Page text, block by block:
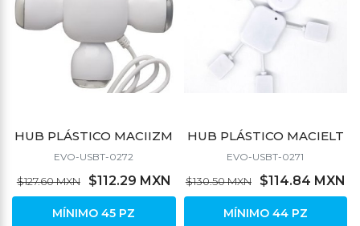
HUB PLÁSTICO MACIIZM
EVO-USBT-0272
$127.60 MXN $112.29 MXN
MÍNIMO 45 PZ
HUB PLÁSTICO MACIELT
EVO-USBT-0271
$130.50 MXN $114.84 MXN
MÍNIMO 44 PZ